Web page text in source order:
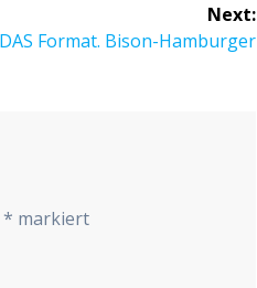
Next:
Format. Bison-Hamburger
* markiert